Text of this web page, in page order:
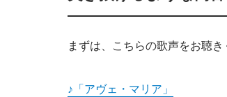
まずは、こちらの歌声をお聴き
♪「アヴェ・マリア」